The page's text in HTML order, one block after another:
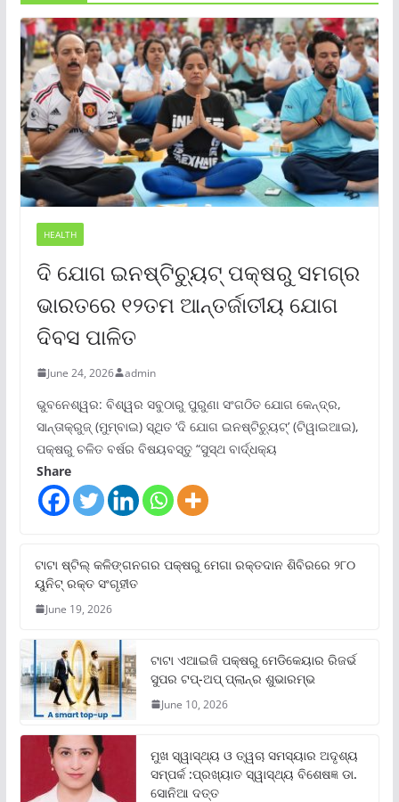
HEALTH
ଦି ଯୋଗ ଇନଷ୍ଟିଚ୍ୟୁଟ୍ ପକ୍ଷରୁ ସମଗ୍ର
ଭାରତରେ ୧୨ତମ ଆନ୍ତର୍ଜାତୀୟ ଯୋଗ
ଦିବସ ପାଳିତ
June 24, 2026 admin
ଭୁବନେଶ୍ୱର: ବିଶ୍ୱର ସବୁଠାରୁ ପୁରୁଣା ସଂଗଠିତ ଯୋଗ କେନ୍ଦ୍ର,
ସାନ୍ତାକ୍ରୁଜ୍ (ମୁମ୍ବାଇ) ସ୍ଥିତ ‘ଦି ଯୋଗ ଇନଷ୍ଟିଚ୍ୟୁଟ୍‌’ (ଟିୱାଇଆଇ),
ପକ୍ଷରୁ ଚଳିତ ବର୍ଷର ବିଷୟବସ୍ତୁ “ସୁସ୍ଥ ବାର୍ଦ୍ଧକ୍ୟ
Share
ଟାଟା ଷ୍ଟିଲ୍‌ କଳିଙ୍ଗନଗର ପକ୍ଷରୁ ମେଗା ରକ୍ତଦାନ ଶିବିରରେ ୨୮୦
ୟୁନିଟ୍‌ ରକ୍ତ ସଂଗୃହୀତ
June 19, 2026
ଟାଟା ଏଆଇଜି ପକ୍ଷରୁ ମେଡିକେୟାର ରିଜର୍ଭ
ସୁପର ଟପ୍‌-ଅପ୍ ପ୍ଲାନ୍‌ର ଶୁଭାରମ୍ଭ
June 10, 2026
ମୁଖ ସ୍ୱାସ୍ଥ୍ୟ ଓ ତ୍ୱଚା ସମସ୍ୟାର ଅଦୃଶ୍ୟ
ସମ୍ପର୍କ :ପ୍ରଖ୍ୟାତ ସ୍ୱାସ୍ଥ୍ୟ ବିଶେଷଜ୍ଞ ଡା.
ସୋନିଆ ଦତ୍ତ